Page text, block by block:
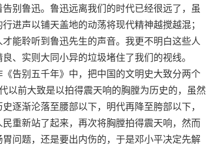
鲁迅。鲁迅远离我们的时代已经很远了，虽
进声以铺天盖地的动荡将现代精神越搅越混；
能聆听到鲁迅先生的声音。我更不明白这些人
、实则大同小异的垃圾堵住了我们的视线。
别五千年》中，把中国的文明史大致分两个
以前大致是以拍得震天响的胸膛为历史的，虽然
逐渐沦落至腰部以下，明代再降至胯部以下，
重新站了起来，再次将胸膛拍得震天响，然而
问题，还是要出内伤的，于是邓小平决定先解